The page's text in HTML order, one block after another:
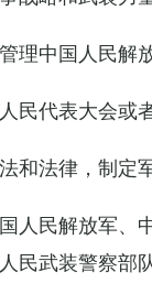
管理中国人民
民代表大会
和法律，制定
国人民解放军
民武装警察部